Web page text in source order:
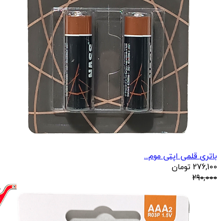
باتری قلمی اپتی موم...
276,100 تومان
290,000